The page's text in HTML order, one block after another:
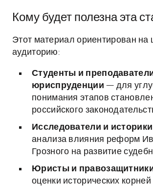
Кому будет полезна эта
Этот материал ориентирован на
аудиторию:
Студенты и
юриспруденции — для
понимания этапов
российского
Исследователи и историки
анализа влияния реформ
Грозного на развитие
Юристы и
оценки исторических корней